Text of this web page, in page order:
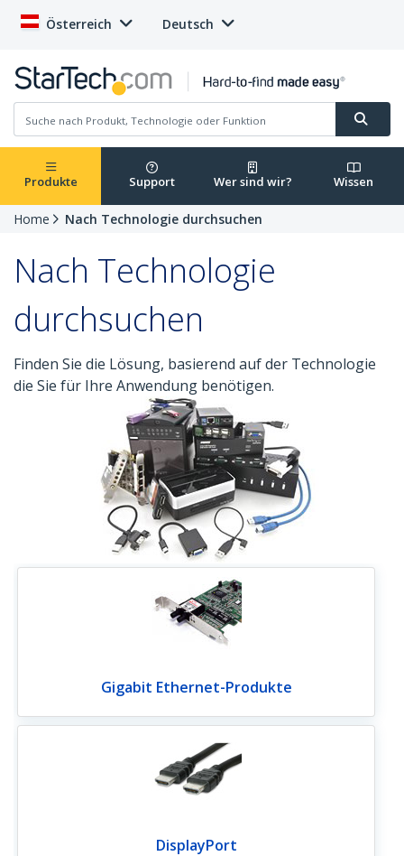
Österreich Deutsch
Produkte Support Wer sind wir? Wissen
Home Nach Technologie durchsuchen
Nach Technologie
durchsuchen
Finden Sie die Lösung, basierend auf der Technologie
die Sie für Ihre Anwendung benötigen.
Gigabit Ethernet-Produkte
DisplayPort